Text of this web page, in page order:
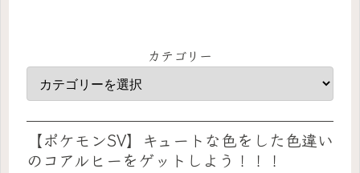
カテゴリー
【ポケモンSV】キュートな色をした色違い
のコアルヒーをゲットしよう！！！